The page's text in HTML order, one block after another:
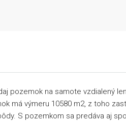
pozemok na samote vzdialený
má výmeru 10580 m2, z toho
S pozemkom sa predáva aj